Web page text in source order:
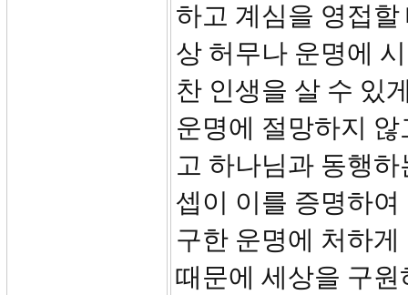
하고 계심을 영접
상 허무나 운명에
찬 인생을 살 수 있
운명에 절망하지
고 하나님과 동행
셉이 이를 증명하
구한 운명에 처하
때문에 세상을 구